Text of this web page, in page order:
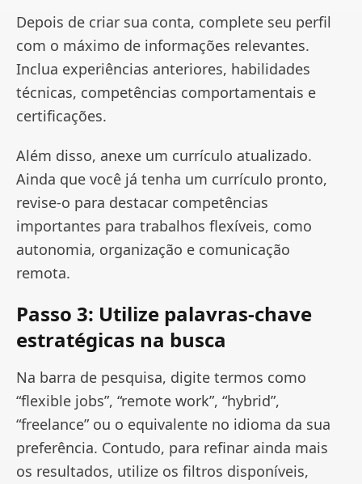
Depois de criar sua conta, complete seu perfil
com o máximo de informações relevantes.
Inclua experiências anteriores, habilidades
técnicas, competências comportamentais e
certificações.
Além disso, anexe um currículo atualizado.
Ainda que você já tenha um currículo pronto,
revise-o para destacar competências
importantes para trabalhos flexíveis, como
autonomia, organização e comunicação
remota.
Passo 3: Utilize palavras-chave
estratégicas na busca
Na barra de pesquisa, digite termos como
“flexible jobs”, “remote work”, “hybrid”,
“freelance” ou o equivalente no idioma da sua
preferência. Contudo, para refinar ainda mais
os resultados, utilize os filtros disponíveis,